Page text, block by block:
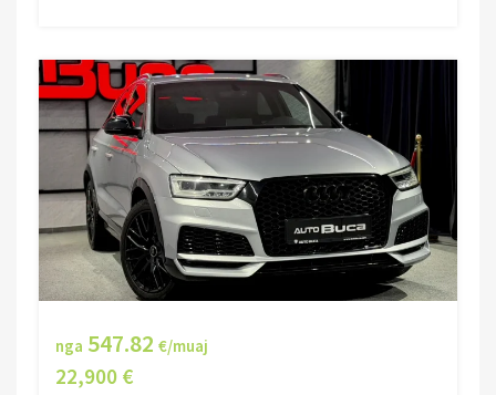
nga 547.82 €/muaj
22,900 €